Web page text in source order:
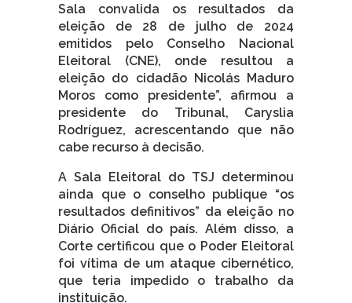
Sala convalida os resultados da
eleição de 28 de julho de 2024
emitidos pelo Conselho Nacional
Eleitoral (CNE), onde resultou a
eleição do cidadão Nicolás Maduro
Moros como presidente”, afirmou a
presidente do Tribunal, Caryslia
Rodríguez, acrescentando que não
cabe recurso à decisão.
A Sala Eleitoral do TSJ determinou
ainda que o conselho publique “os
resultados definitivos” da eleição no
Diário Oficial do país. Além disso, a
Corte certificou que o Poder Eleitoral
foi vítima de um ataque cibernético,
que teria impedido o trabalho da
instituição.